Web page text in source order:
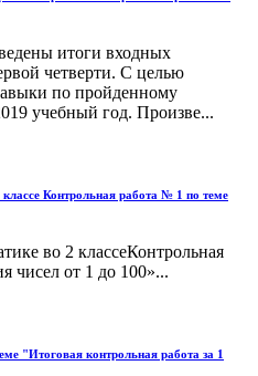
итоги входных
четверти. С целью
по пройденному
учебный год. Произве...
Контрольная работа № 1 по теме
во 2 классеКонтрольная
чисел от 1 до 100»...
"Итоговая контрольная работа за 1